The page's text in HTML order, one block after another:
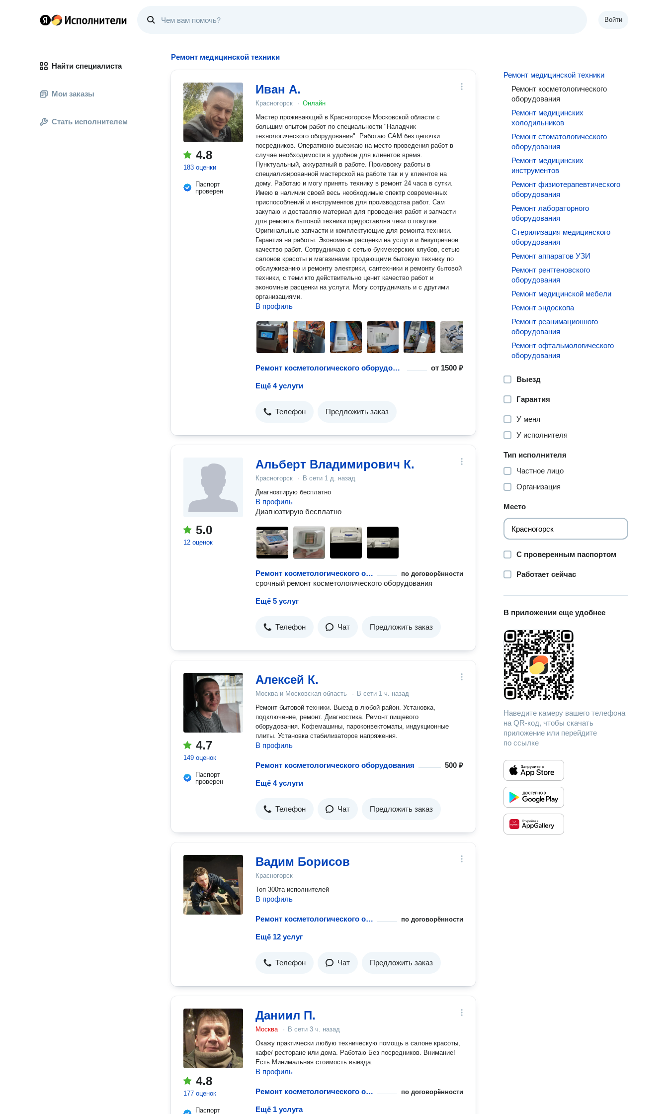
Войти
Найти специалиста
Мои заказы
Стать исполнителем
Ремонт медицинской техники
4.8
183 оценки
Паспорт
проверен
Иван А.
Красногорск · Онлайн
Мастер проживающий в Красногорске Московской области с
большим опытом работ по специальности "Наладчик
технологического оборудования". Работаю САМ без цепочки
посредников. Оперативно выезжаю на место проведения работ в
случае необходимости в удобное для клиентов время.
Пунктуальный, аккуратный в работе. Произвожу работы в
специализированной мастерской на работе так и у клиентов на
дому. Работаю и могу принять технику в ремонт 24 часа в сутки.
Имею в наличии своей весь необходимые спектр современных
приспособлений и инструментов для производства работ. Сам
закупаю и доставляю материал для проведения работ и запчасти
для ремонта бытовой техники предоставляя чеки о покупке.
Оригинальные запчасти и комплектующие для ремонта техники.
Гарантия на работы. Экономные расценки на услуги и безупречное
качество работ. Сотрудничаю с сетью букмекерских клубов, сетью
салонов красоты и магазинами продающими бытовую технику по
обслуживанию и ремонту электрики, сантехники и ремонту бытовой
техники, с теми кто действительно ценит качество работ и
экономные расценки на услуги. Могу сотрудничать и с другими
организациями.
В профиль
Ремонт косметологического оборудования от 1500 ₽
Ещё 4 услуги
Телефон Предложить заказ
5.0
12 оценок
Альберт Владимирович К.
Красногорск · В сети 1 д. назад
Диагнозтирую бесплатно
В профиль
Диагнозтирую бесплатно
Ремонт косметологического оборудования по договорённости
срочный ремонт косметологического оборудования
Ещё 5 услуг
Телефон Чат Предложить заказ
4.7
149 оценок
Паспорт
проверен
Алексей К.
Москва и Московская область · В сети 1 ч. назад
Ремонт бытовой техники. Выезд в любой район. Установка,
подключение, ремонт. Диагностика. Ремонт пищевого
оборудования. Кофемашины, пароконвектоматы, индукционные
плиты. Установка стабилизаторов напряжения.
В профиль
Ремонт косметологического оборудования 500 ₽
Ещё 4 услуги
Телефон Чат Предложить заказ
Вадим Борисов
Красногорск
Топ 300та исполнителей
В профиль
Ремонт косметологического оборудования по договорённости
Ещё 12 услуг
Телефон Чат Предложить заказ
4.8
177 оценок
Паспорт
Даниил П.
Москва · В сети 3 ч. назад
Окажу практически любую техническую помощь в салоне красоты,
кафе/ ресторане или дома. Работаю Без посредников. Внимание!
Есть Минимальная стоимость выезда.
В профиль
Ремонт косметологического оборудования по договорённости
Ещё 1 услуга
Ремонт медицинской техники
Ремонт косметологического
оборудования
Ремонт медицинских
холодильников
Ремонт стоматологического
оборудования
Ремонт медицинских
инструментов
Ремонт физиотерапевтического
оборудования
Ремонт лабораторного
оборудования
Стерилизация медицинского
оборудования
Ремонт аппаратов УЗИ
Ремонт рентгеновского
оборудования
Ремонт медицинской мебели
Ремонт эндоскопа
Ремонт реанимационного
оборудования
Ремонт офтальмологического
оборудования
Выезд
Гарантия
У меня
У исполнителя
Тип исполнителя
Частное лицо
Организация
Место
С проверенным паспортом
Работает сейчас
В приложении еще удобнее
Наведите камеру вашего телефона
на QR-код, чтобы скачать
приложение или перейдите
по ссылке